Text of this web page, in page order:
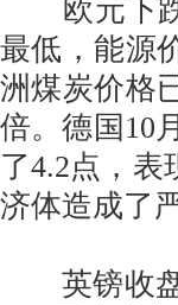
欧元下跌
最低，能源
洲煤炭价格
倍。德国10
了4.2点，表
济体造成了
英镑收盘